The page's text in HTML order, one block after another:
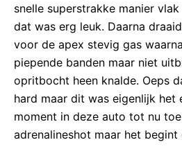
snelle superstrakke manier
dat was erg leuk. Daarna
voor de apex stevig gas
piepende banden maar niet
opritbocht heen knalde. Oeps
hard maar dit was eigenlijk het
moment in deze auto tot nu
adrenalineshot maar het